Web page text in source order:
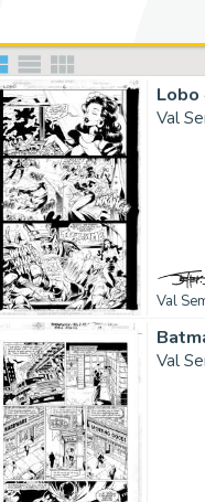
Lobo
Val
Val
Val